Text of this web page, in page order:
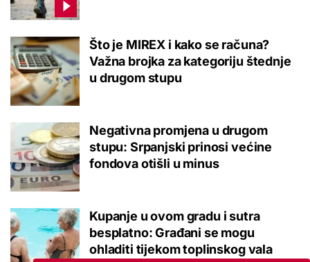
Što je MIREX i kako se računa?
Važna brojka za kategoriju štednje
u drugom stupu
Negativna promjena u drugom
stupu: Srpanjski prinosi većine
fondova otišli u minus
Kupanje u ovom gradu i sutra
besplatno: Građani se mogu
ohladiti tijekom toplinskog vala